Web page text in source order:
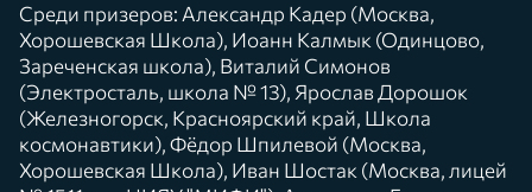
Среди призеров: Александр Кадер (Москва,
Хорошевская Школа), Иоанн Калмык (Одинцово,
Зареченская школа), Виталий Симонов
(Электросталь, школа № 13), Ярослав Дорошок
(Железногорск, Красноярский край, Школа
космонавтики), Фёдор Шпилевой (Москва,
Хорошевская Школа), Иван Шостак (Москва, лицей